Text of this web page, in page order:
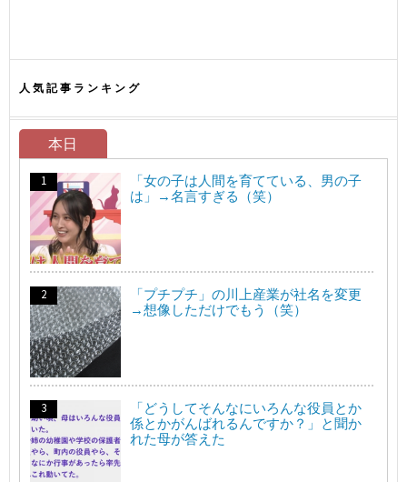
人気記事ランキング
本日
「女の子は人間を育てている、男の子
は」→名言すぎる（笑）
「プチプチ」の川上産業が社名を変更
→想像しただけでもう（笑）
「どうしてそんなにいろんな役員とか
係とかがんばれるんですか？」と聞か
れた母が答えた